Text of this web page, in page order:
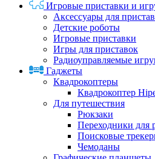
Игровые приставки и
Аксессуары для
Детские роботы
Игровые приставки
Игры для приставок
Радиоуправляемые
Гаджеты
Квадрокоптеры
Квадрокоптер
Для путешествия
Рюкзаки
Переходники для
Поисковые
Чемоданы